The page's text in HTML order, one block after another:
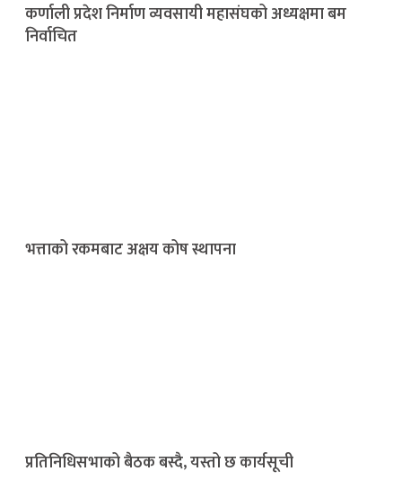
कर्णाली प्रदेश निर्माण व्यवसायी महासंघको अध्यक्षमा बम
निर्वाचित
भत्ताको रकमबाट अक्षय कोष स्थापना
प्रतिनिधिसभाको बैठक बस्दै, यस्तो छ कार्यसूची